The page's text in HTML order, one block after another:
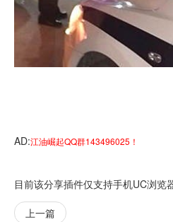
AD:江油崛起QQ群143496025！
目前该分享插件仅支持手机UC浏览
上一篇